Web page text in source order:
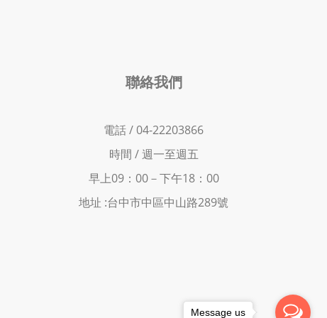
聯絡我們
電話 / 04-22203866
時間 /週一至週五
早上09：00－下午18：00
地址 :台中市中區中山路289號
Message us